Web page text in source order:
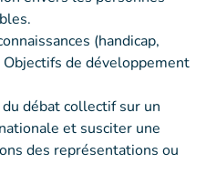
(handicap,
de développement
débat collectif sur un
et susciter une
des représentations ou